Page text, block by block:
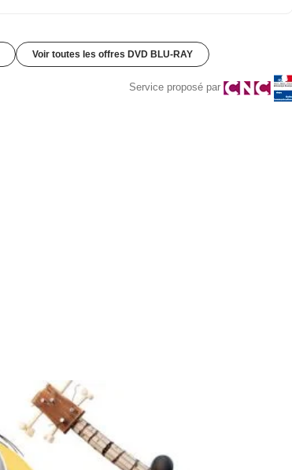
Voir toutes les offres DVD BLU-RAY
Service proposé par